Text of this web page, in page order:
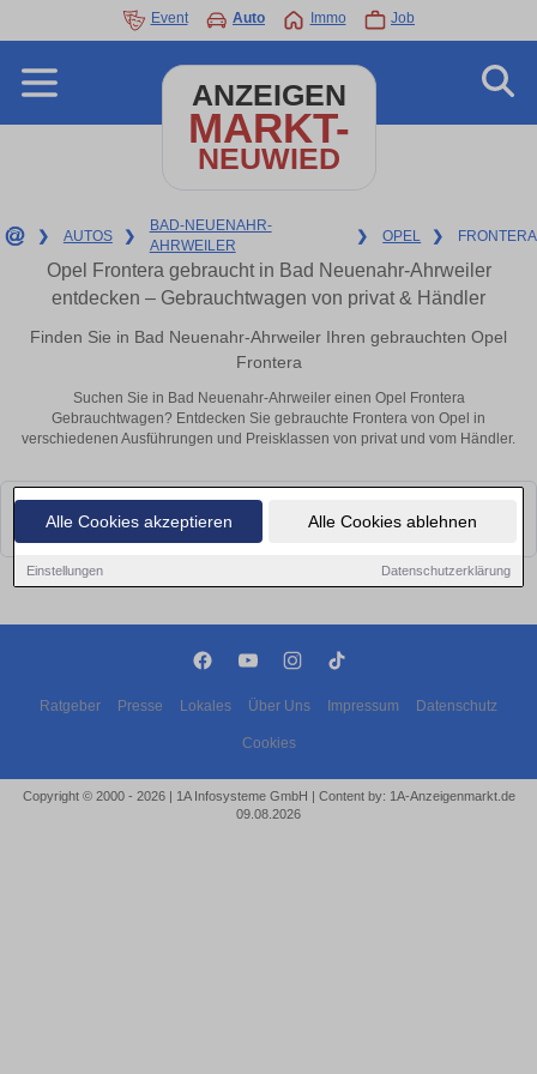
Alle Cookies akzeptieren Alle Cookies ablehnen
Einstellungen Datenschutzerklärung
Event Auto Immo Job
ANZEIGEN
MARKT-
NEUWIED
❯ AUTOS ❯
BAD-NEUENAHR-
AHRWEILER
❯ OPEL ❯ FRONTERA
Opel Frontera gebraucht in Bad Neuenahr-Ahrweiler
entdecken – Gebrauchtwagen von privat & Händler
Finden Sie in Bad Neuenahr-Ahrweiler Ihren gebrauchten Opel
Frontera
Suchen Sie in Bad Neuenahr-Ahrweiler einen Opel Frontera
Gebrauchtwagen? Entdecken Sie gebrauchte Frontera von Opel in
verschiedenen Ausführungen und Preisklassen von privat und vom Händler.
Leider konnten wir derzeit keine passenden Autos finden. Schauen Sie
bald wieder vorbei!
Ratgeber Presse Lokales Über Uns Impressum Datenschutz
Cookies
Copyright © 2000 - 2026 | 1A Infosysteme GmbH | Content by: 1A-Anzeigenmarkt.de
09.08.2026